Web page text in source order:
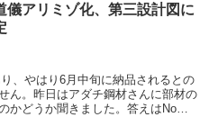
儀アリミゾ化、第三設計図に
、やはり6月中旬に納品されるとの
ん。昨日はアダチ鋼材さんに部材の
かどうか聞きました。答えはNoで